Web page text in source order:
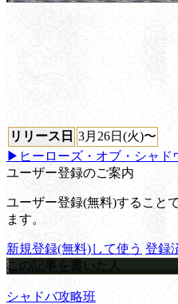
リリース日 3月26日(火)〜
▶ヒーローズ・オブ・シャド
ユーザー登録のご案内
ユーザー登録(無料)すること
ます。
新規登録(無料)して使う 登録
この記事を書いた人
シャドバ攻略班